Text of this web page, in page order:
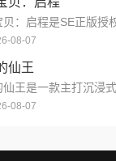
08-07
仙王
08-07